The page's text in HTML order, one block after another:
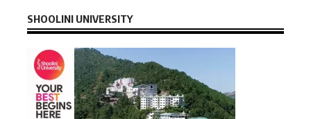
SHOOLINI UNIVERSITY